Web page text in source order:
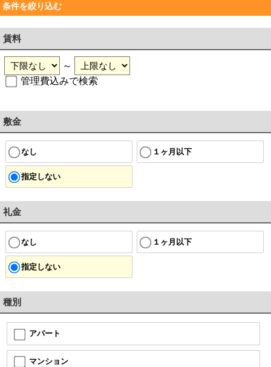
条件を絞り込む
賃料
～
管理費込みで検索
敷金
なし １ヶ月以下
指定しない
礼金
なし １ヶ月以下
指定しない
種別
アパート
マンション